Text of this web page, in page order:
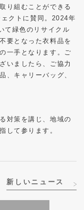
り組むことができる
クトに賛同。2024年
て緑色のリサイクル
要となった衣料品を
一手となります。ご
いましたら、ご協力
、キャリーバッグ、
対策を講じ、地域の
して参ります。
新しいニュース